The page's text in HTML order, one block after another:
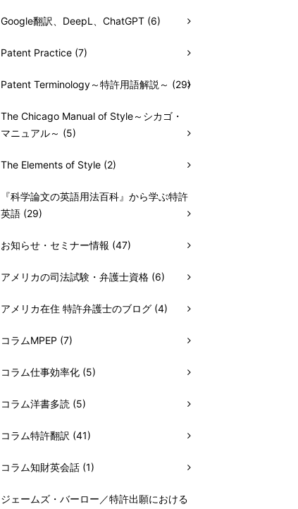
Google翻訳、DeepL、ChatGPT (6)
Patent Practice (7)
Patent Terminology～特許用語解説～ (29)
The Chicago Manual of Style～シカゴ・
マニュアル～ (5)
The Elements of Style (2)
『科学論文の英語用法百科』から学ぶ特許
英語 (29)
お知らせ・セミナー情報 (47)
アメリカの司法試験・弁護士資格 (6)
アメリカ在住 特許弁護士のブログ (4)
コラムMPEP (7)
コラム仕事効率化 (5)
コラム洋書多読 (5)
コラム特許翻訳 (41)
コラム知財英会話 (1)
ジェームズ・バーロー／特許出願における